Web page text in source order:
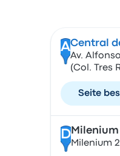
ACentral
Av.
(Col. Tres
Seite
DMilenium
Milenium